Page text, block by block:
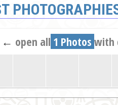
← open all 1 Photos with